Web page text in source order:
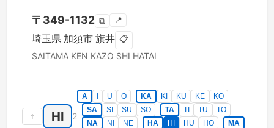
〒 349-1132 ⧉ 📍
埼玉県 加須市 旗井 📋
SAITAMA KEN KAZO SHI HATAI
↑ HI 2
A U O KA KI KU KE
KO
SA
SI SU SO TA TI TU
TO
NA
NI NE HA HI HU HO
MA